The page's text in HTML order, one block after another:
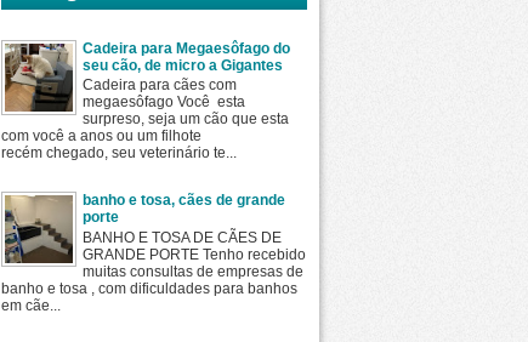
Cadeira para Megaesôfago do
seu cão, de micro a Gigantes
Cadeira para cães com
megaesôfago Você esta
surpreso, seja um cão que esta
com você a anos ou um filhote
recém chegado, seu veterinário te...
banho e tosa, cães de grande
porte
BANHO E TOSA DE CÃES DE
GRANDE PORTE Tenho recebido
muitas consultas de empresas de
banho e tosa , com dificuldades para banhos
em cãe...